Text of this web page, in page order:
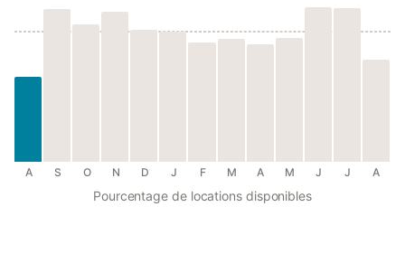
A S O N D J F M A M J J A
Pourcentage de locations disponibles